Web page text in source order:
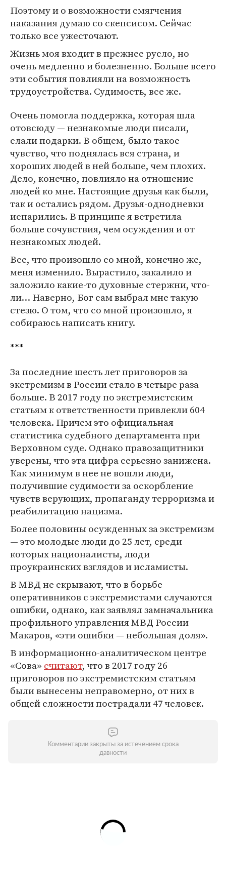
Поэтому и о возможности смягчения
наказания думаю со скепсисом. Сейчас
только все ужесточают.
Жизнь моя входит в прежнее русло, но
очень медленно и болезненно. Больше всего
эти события повлияли на возможность
трудоустройства. Судимость, все же.
Очень помогла поддержка, которая шла
отовсюду — незнакомые люди писали,
слали подарки. В общем, было такое
чувство, что поднялась вся страна, и
хороших людей в ней больше, чем плохих.
Дело, конечно, повлияло на отношение
людей ко мне. Настоящие друзья как были,
так и остались рядом. Друзья-однодневки
испарились. В принципе я встретила
больше сочувствия, чем осуждения и от
незнакомых людей.
Все, что произошло со мной, конечно же,
меня изменило. Вырастило, закалило и
заложило какие-то духовные стержни, что-
ли… Наверно, Бог сам выбрал мне такую
стезю. О том, что со мной произошло, я
собираюсь написать книгу.
***
За последние шесть лет приговоров за
экстремизм в России стало в четыре раза
больше. В 2017 году по экстремистским
статьям к ответственности привлекли 604
человека. Причем это официальная
статистика судебного департамента при
Верховном суде. Однако правозащитники
уверены, что эта цифра серьезно занижена.
Как минимум в нее не вошли люди,
получившие судимости за оскорбление
чувств верующих, пропаганду терроризма и
реабилитацию нацизма.
Более половины осужденных за экстремизм
— это молодые люди до 25 лет, среди
которых националисты, люди
проукраинских взглядов и исламисты.
В МВД не скрывают, что в борьбе
оперативников с экстремистами случаются
ошибки, однако, как заявлял замначальника
профильного управления МВД России
Макаров, «эти ошибки — небольшая доля».
В информационно-аналитическом центре
«Сова» считают, что в 2017 году 26
приговоров по экстремистским статьям
были вынесены неправомерно, от них в
общей сложности пострадали 47 человек.
Комментарии закрыты за истечением срока
давности